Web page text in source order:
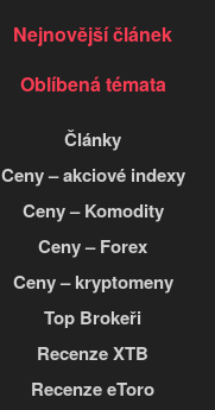
Nejnovější článek
Oblíbená témata
Články
Ceny – akciové indexy
Ceny – Komodity
Ceny – Forex
Ceny – kryptomeny
Top Brokeři
Recenze XTB
Recenze eToro